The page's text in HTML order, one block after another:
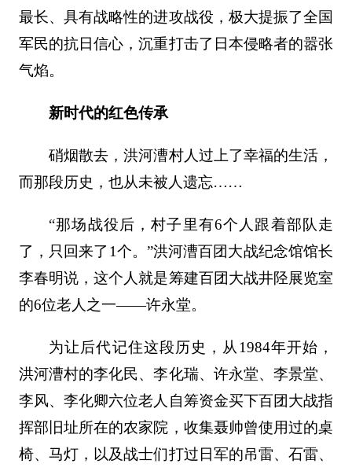
最长、具有战略性的进攻战役，极大提振了全国
军民的抗日信心，沉重打击了日本侵略者的嚣张
气焰。
新时代的红色传承
硝烟散去，洪河漕村人过上了幸福的生活，
而那段历史，也从未被人遗忘……
“那场战役后，村子里有6个人跟着部队走
了，只回来了1个。”洪河漕百团大战纪念馆馆长
李春明说，这个人就是筹建百团大战井陉展览室
的6位老人之一——许永堂。
为让后代记住这段历史，从1984年开始，
洪河漕村的李化民、李化瑞、许永堂、李景堂、
李风、李化卿六位老人自筹资金买下百团大战指
挥部旧址所在的农家院，收集聂帅曾使用过的桌
椅、马灯，以及战士们打过日军的吊雷、石雷、